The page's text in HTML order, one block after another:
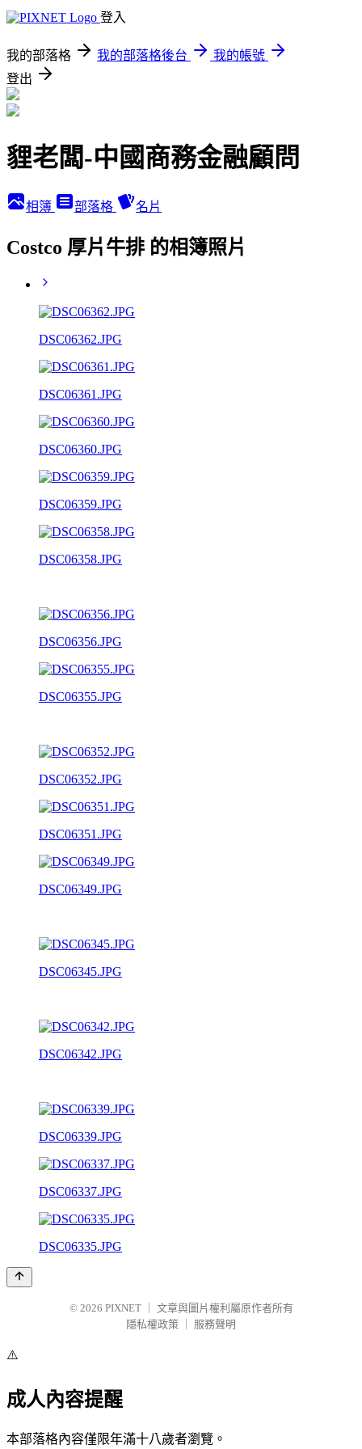
登入
我的部落格 我的部落格後台
我的帳號
登出
貍老闆-中國商務金融顧問
相簿 部落格 名片
Costco 厚片牛排 的相簿照片
DSC06362.JPG
DSC06361.JPG
DSC06360.JPG
DSC06359.JPG
DSC06358.JPG
DSC06356.JPG
DSC06355.JPG
DSC06352.JPG
DSC06351.JPG
DSC06349.JPG
DSC06345.JPG
DSC06342.JPG
DSC06339.JPG
DSC06337.JPG
DSC06335.JPG
© 2026 PIXNET
文章與圖片權利屬原作者所有
隱私權政策
服務聲明
⚠️
成人內容提醒
本部落格內容僅限年滿十八歲者瀏覽。